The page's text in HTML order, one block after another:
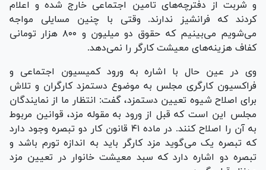
و شربت از دفترچه‌های تامین اجتماعی خارج شده و اعلام
کردند که فرانشیز ندارند. وقتی با چنین مسایلی مواجه
می‌شویم می‌بینیم که حقوق دو میلیون و ۸۰۰ هزار تومانی
کفاف هزینه‌های معیشت کارگر را نمی‌دهد.
وی در عین حال با اشاره به ورود کمیسیون اجتماعی و
فراکسیون کارگری مجلس به موضوع دستمزد کارگران و تلاش
برای اصلاح شیوه تعیین دستمزد، گفت: انتظار ما از نمایندگان
مجلس این است که قبل از ورود به مقوله مزد، قوانین مربوط
به آن را اصلاح کنند. در ماده ۴۱ قانون کار دو تبصره وجود دارد
که تبصره یک می‌گوید مزد کارگر باید به اندازه تورم باشد و
تبصره دو اشاره دارد که سبد معیشت خانوار در تعیین مزد